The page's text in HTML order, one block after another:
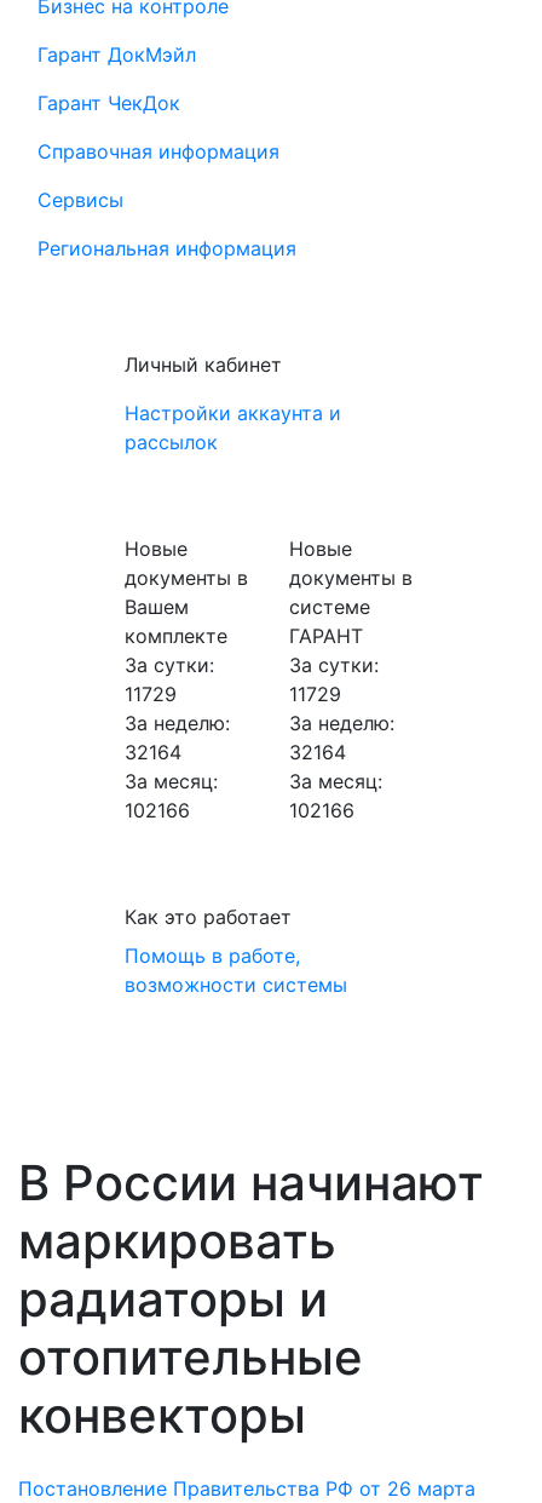
Бизнес на контроле
Гарант ДокМэйл
Гарант ЧекДок
Справочная информация
Сервисы
Региональная информация
Личный кабинет
Настройки аккаунта и
рассылок
Новые
документы в
Вашем
комплекте
За сутки:
11729
За неделю:
32164
За месяц:
102166
Новые
документы в
системе
ГАРАНТ
За сутки:
11729
За неделю:
32164
За месяц:
102166
Как это работает
Помощь в работе,
возможности системы
В России начинают
маркировать
радиаторы и
отопительные
конвекторы
Постановление Правительства РФ от 26 марта